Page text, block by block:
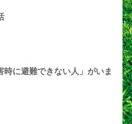
時に避難できない人」がいま